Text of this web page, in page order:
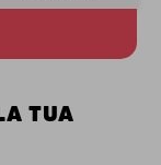
TUA